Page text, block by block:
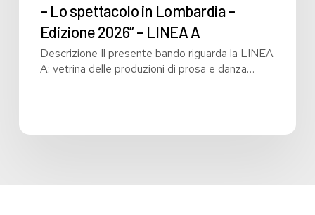
manifestazione
denominata
“Futura
Lombardia
– Lo spettacolo in Lombardia –
Edizione 2026” – LINEA A
Descrizione Il presente bando riguarda la LINEA
A: vetrina delle produzioni di prosa e danza…